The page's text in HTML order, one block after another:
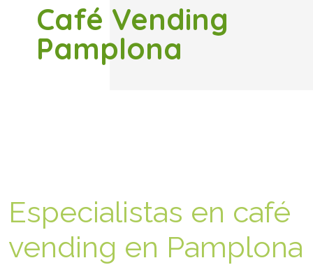
Café Vending
Pamplona
Especialistas en café
vending en Pamplona